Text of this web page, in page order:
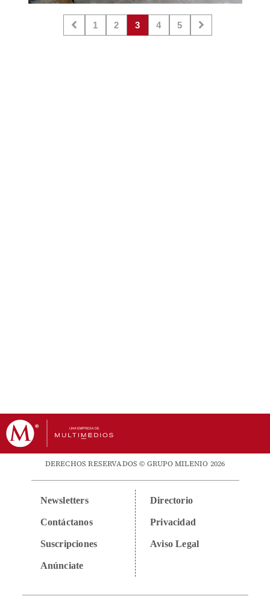
1 2 3 4 5
DERECHOS RESERVADOS © GRUPO MILENIO 2026
Newsletters
Contáctanos
Suscripciones
Anúnciate
Directorio
Privacidad
Aviso Legal